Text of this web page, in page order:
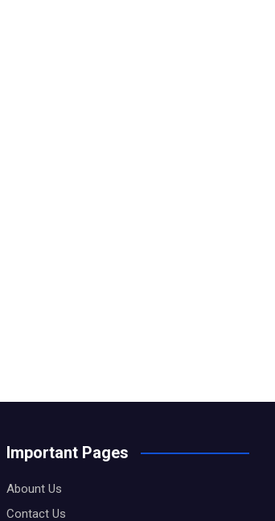
Important Pages
Abount Us
Contact Us